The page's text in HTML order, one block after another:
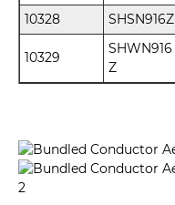
10328 SHSN916Z
10329
SHWN916
Z